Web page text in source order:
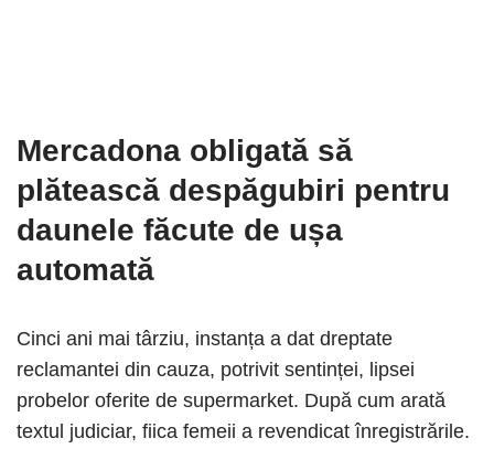
Mercadona obligată să
plătească despăgubiri pentru
daunele făcute de ușa
automată
Cinci ani mai târziu, instanța a dat dreptate
reclamantei din cauza, potrivit sentinței, lipsei
probelor oferite de supermarket. După cum arată
textul judiciar, fiica femeii a revendicat înregistrările.